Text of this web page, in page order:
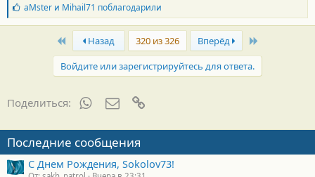
Б
л
а
о
т
и
:
aMsterи Mihail71 поблагодарили
First Назад 320 из 326 Вперёд
Войдите или зарегистрируйтесь для ответа.
Поделиться: WhatsAppЭлектронная почта
Последние сообщения
С Днем Рождения, Sokolov73!